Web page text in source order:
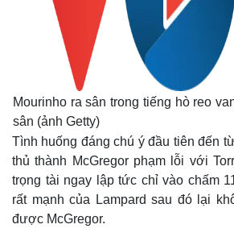
Mourinho ra sân trong tiếng hò reo
sân (ảnh Getty)
Tình huống đáng chú ý đầu tiên đến
thủ thành McGregor phạm lỗi với
trọng tài ngay lập tức chỉ vào chấm
rất mạnh của Lampard sau đó lại
được McGregor.